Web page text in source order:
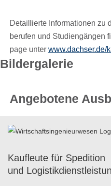
Detail­lier­te Infor­ma­tio­nen
be­ru­fen und Stu­di­en­gän­gen
page unter www​.dach​ser​.de/​
Bilder­ga­le­rie
Angebotene
Kauf­leute für Spedi­tion
und